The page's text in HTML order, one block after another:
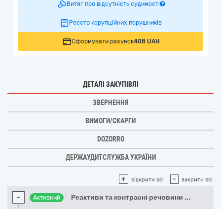
Витяг про відсутність судимості
Реєстр корупційних порушників
Сформувати рахунок408 UAH
ДЕТАЛІ ЗАКУПІВЛІ
ЗВЕРНЕННЯ
ВИМОГИ/СКАРГИ
DOZORRO
ДЕРЖАУДИТСЛУЖБА УКРАЇНИ
+ відкрити всі - закрити всі
- Активний Реактиви та контрасні речовини ...